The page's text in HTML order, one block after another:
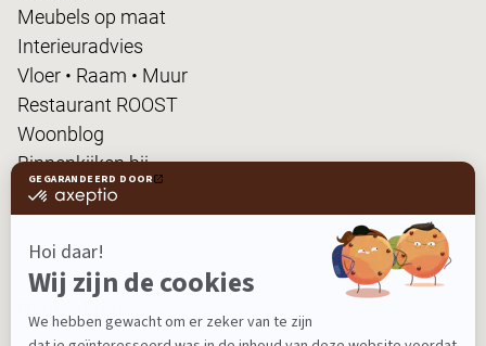
Meubels op maat
Interieuradvies
Vloer • Raam • Muur
Restaurant ROOST
Woonblog
Binnenkijken bij...
FanPas